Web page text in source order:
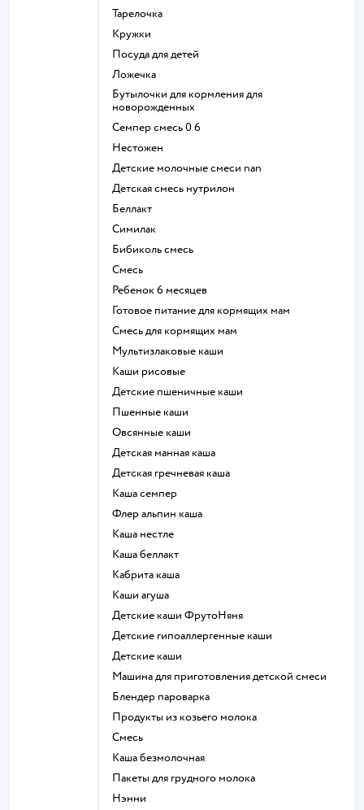
тарелочка
кружки
посуда для детей
ложечка
бутылочки для кормления для
новорожденных
семпер смесь 0 6
нестожен
Детские молочные смеси nan
детская смесь нутрилон
беллакт
симилак
бибиколь смесь
смесь
ребенок 6 месяцев
готовое питание для кормящих мам
смесь для кормящих мам
Мультизлаковые каши
Каши рисовые
Детские пшеничные каши
Пшенные каши
овсянные каши
детская манная каша
детская гречневая каша
каша семпер
флер альпин каша
каша нестле
каша беллакт
кабрита каша
каши агуша
Детские каши ФрутоНяня
Детские гипоаллергенные каши
детские каши
машина для приготовления детской смеси
блендер пароварка
продукты из козьего молока
смесь
каша безмолочная
пакеты для грудного молока
нэнни